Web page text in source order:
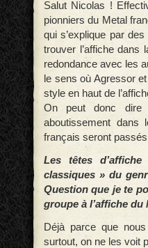
Salut Nicolas !
pionniers du Metal
qui s’explique par
trouver l’affiche dans
redondance avec les
le sens où Agressor
style en haut de
On peut donc dire
aboutissement
français seront
Les têtes
classiques » du
Question que je te
groupe à l’affiche
Déjà parce que
surtout, on ne les voit